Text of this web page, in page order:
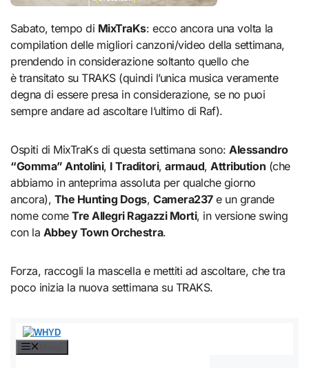
Sabato, tempo di MixTraKs: ecco ancora una volta la
compilation delle migliori canzoni/video della settimana,
prendendo in considerazione soltanto quello che
è transitato su TRAKS (quindi l’unica musica veramente
degna di essere presa in considerazione, se no puoi
sempre andare ad ascoltare l’ultimo di Raf).
Ospiti di MixTraKs di questa settimana sono:Alessandro
“Gomma” Antolini, I Traditori,armaud,Attribution (che
abbiamo in anteprima assoluta per qualche giorno
ancora), The Hunting Dogs,Camera237e un grande
nome comeTre Allegri Ragazzi Morti, in versione swing
con la Abbey Town Orchestra.
Forza, raccogli la mascella e mettiti ad ascoltare, che tra
poco inizia la nuova settimana su TRAKS.